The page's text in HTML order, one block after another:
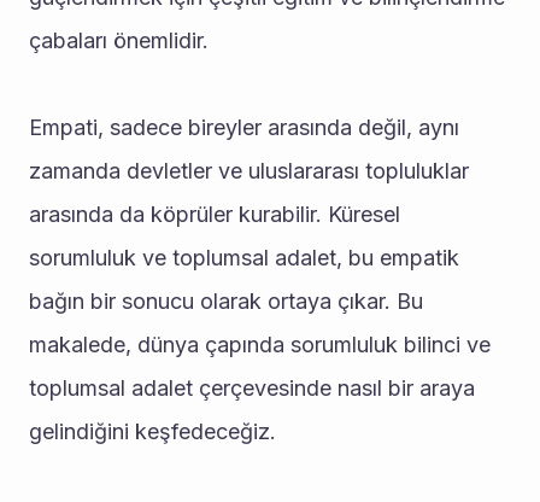
çabaları önemlidir.
Empati, sadece bireyler arasında değil, aynı
zamanda devletler ve uluslararası topluluklar
arasında da köprüler kurabilir. Küresel
sorumluluk ve toplumsal adalet, bu empatik
bağın bir sonucu olarak ortaya çıkar. Bu
makalede, dünya çapında sorumluluk bilinci ve
toplumsal adalet çerçevesinde nasıl bir araya
gelindiğini keşfedeceğiz.